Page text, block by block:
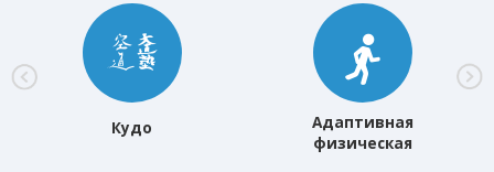
Кудо
Адаптивная
физическая